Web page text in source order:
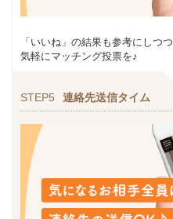
「いいね」の結果も参考にしつつ
気軽にマッチング投票を♪
STEP5 連絡先送信タイム